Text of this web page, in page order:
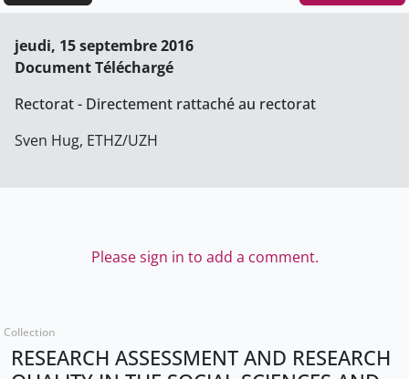
jeudi, 15 septembre 2016
Document Téléchargé
Rectorat - Directement rattaché au rectorat
Sven Hug, ETHZ/UZH
Please sign in to add a comment.
Collection
RESEARCH ASSESSMENT AND RESEARCH